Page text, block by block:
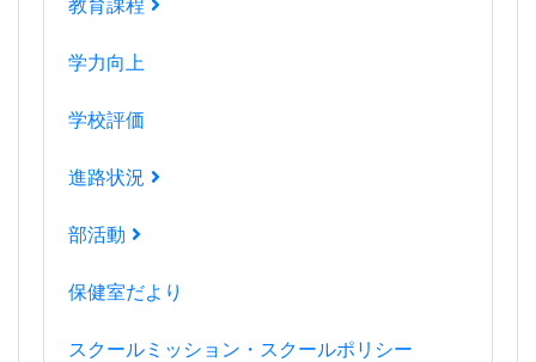
学力向上
学校評価
進路状況
部活動
保健室だより
スクールミッション・スクールポリシー